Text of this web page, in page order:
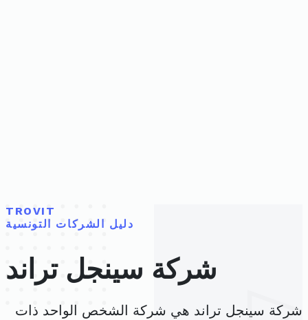
TROVIT
دليل الشركات التونسية
شركة سينجل تراند
شركة سينجل تراند هي شركة الشخص الواحد ذات